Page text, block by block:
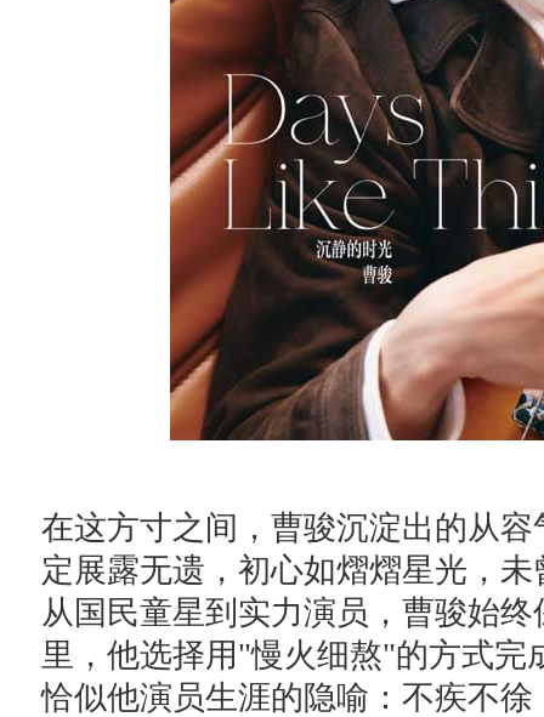
在这方寸之间，曹骏沉淀出的从
定展露无遗，初心如熠熠星光，未
从国民童星到实力演员，曹骏始
里，他选择用"慢火细熬"的方式
恰似他演员生涯的隐喻：不疾不